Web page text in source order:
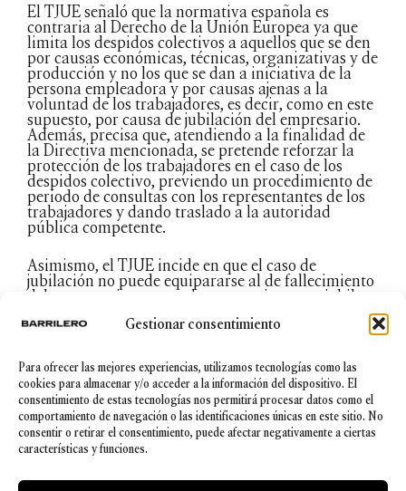
Gestionar consentimiento
Para ofrecer las mejores experiencias, utilizamos tecnologías como las
cookies para almacenar y/o acceder a la información del dispositivo. El
consentimiento de estas tecnologías nos permitirá procesar datos como el
comportamiento de navegación o las identificaciones únicas en este sitio. No
consentir o retirar el consentimiento, puede afectar negativamente a ciertas
características y funciones.
El TJUE señaló que la normativa española es
contraria al Derecho de la Unión Europea ya que
limita los despidos colectivos a aquellos que se den
por causas económicas, técnicas, organizativas y de
producción y no los que se dan a iniciativa de la
persona empleadora y por causas ajenas a la
voluntad de los trabajadores, es decir, como en este
supuesto, por causa de jubilación del empresario.
Además, precisa que, atendiendo a la finalidad de
la Directiva mencionada, se pretende reforzar la
protección de los trabajadores en el caso de los
despidos colectivo, previendo un procedimiento de
periodo de consultas con los representantes de los
trabajadores y dando traslado a la autoridad
pública competente.
Asimismo, el TJUE incide en que el caso de
jubilación no puede equipararse al de fallecimiento
del empresario, ya que el empresario que se jubila,
destinadas a reducir o evitar las extinciones de los
En conclusión, para el TJUE la Directiva 98/59/CE
se aplica también en los casos de jubilación del
empresario que superen los umbrales previstos
para despidos colectivos, toda vez que el cese de la
actividad se produce por causas ajenas al
trabajador, siendo necesario el trámite de consulta